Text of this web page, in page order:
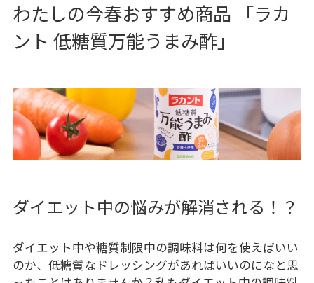
わたしの今春おすすめ商品 「ラカ
ント 低糖質万能うまみ酢」
ダイエット中の悩みが解消される！？
ダイエット中や糖質制限中の調味料は何を使えばいい
のか、低糖質なドレッシングがあればいいのになと思